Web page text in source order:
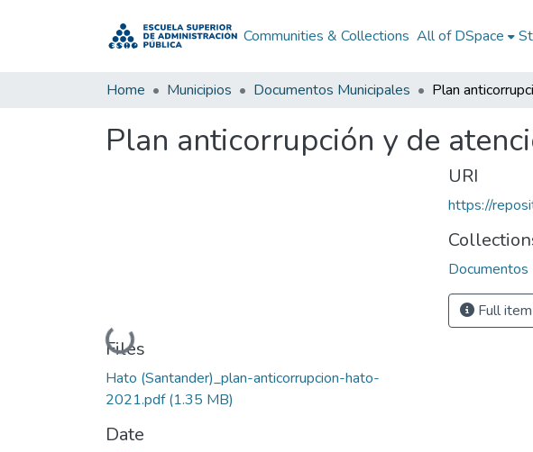
Communities & Collections All of DSpace
Home Municipios Documentos Municipales
Plan anticorrupción y de
Loading...
Files
Hato (Santander)_plan-anticorrupcion-hato-
2021.pdf(1.35 MB)
Date
URI
https://
Documentos
Full